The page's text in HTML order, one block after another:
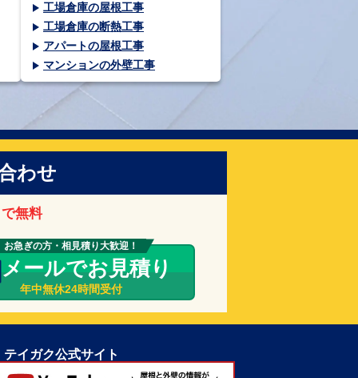
工場倉庫の屋根工事
工場倉庫の断熱工事
アパートの屋根工事
マンションの外壁工事
わせ
無料
お急ぎの方・相見積り大歓迎！
メールでお見積り
年中無休24時間受付
テイガク公式サイト